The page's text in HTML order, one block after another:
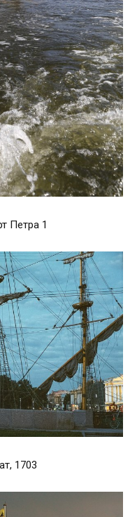
Петра 1
1703